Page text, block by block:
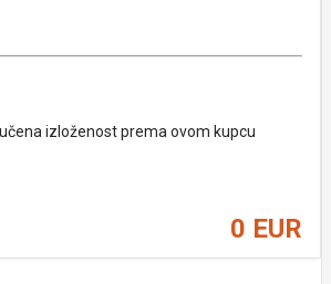
izloženost prema ovom kupcu
0 EUR